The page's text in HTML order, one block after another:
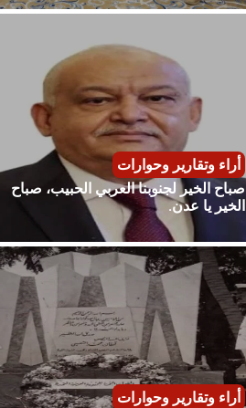
أراء وتقارير وحوارات
صباح الخير لجنوبنا العربي الحبيب، صباح
الخير يا عدن.
أراء وتقارير وحوارات